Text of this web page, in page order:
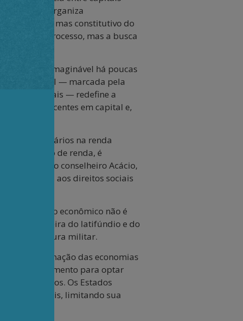
se reorganiza
é acidental, mas constitutivo do
esse processo, mas a busca
futuro inimaginável há poucas
industrial — marcada pela
digitais — redefine a
crescentes em capital e,
dos salários na renda
distribuição de renda, é
lembrava o conselheiro Acácio,
restrições aos direitos sociais
econômico não é
herdeira do latifúndio e do
a ditadura militar.
a subordinação das economias
e crescimento para optar
dividendos. Os Estados
globais, limitando sua